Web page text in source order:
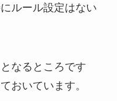
ルール設定はない
なるところです
おいています。